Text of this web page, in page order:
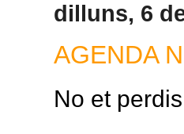
dilluns, 6
AGENDA
No et